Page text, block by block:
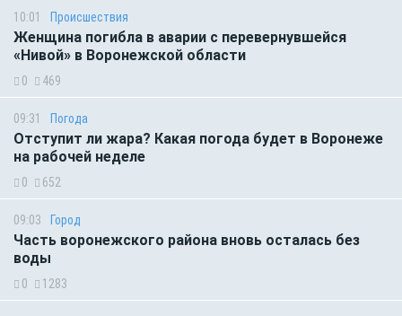
10:01 Происшествия
Женщина погибла в аварии с перевернувшейся
«Нивой» в Воронежской области
0 469
09:31 Погода
Отступит ли жара? Какая погода будет в Воронеже
на рабочей неделе
0 652
09:03 Город
Часть воронежского района вновь осталась без
воды
0 1283